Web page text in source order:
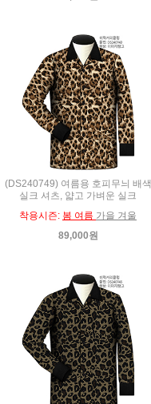
(DS240749) 여름용 호피무늬 배색
실크 셔츠, 얇고 가벼운 실크
착용시즌: 봄 여름 가을 겨울
89,000원